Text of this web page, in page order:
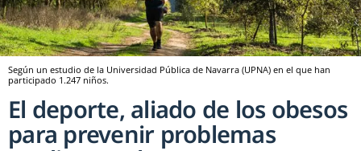
Según un estudio de la Universidad Pública de Navarra (UPNA) en el que han
participado 1.247 niños.
El deporte, aliado de los obesos
para prevenir problemas